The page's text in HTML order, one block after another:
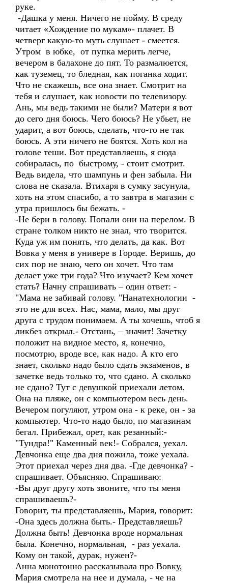
руке.
-Дашка у меня. Ничего не пойму. В среду
читает «Хождение по мукам»- плачет. В
четверг какую-то муть слушает - смеется.
Утром в юбке, от пупка мерить легче,
вечером в балахоне до пят. То размалюется,
как туземец, то бледная, как поганка ходит.
Что не скажешь, все она знает. Смотрит на
тебя и слушает, как новости по телевизору.
Ань, мы ведь такими не были? Матери я вот
до сего дня боюсь. Чего боюсь? Не убьет, не
ударит, а вот боюсь, сделать, что-то не так
боюсь. А эти ничего не боятся. Хоть кол на
голове теши. Вот представляешь, я сюда
собиралась, по быстрому, - стоит смотрит.
Ведь видела, что шампунь и фен забыла. Ни
слова не сказала. Втихаря в сумку засунула,
хоть на этом спасибо, а то завтра в магазин с
утра пришлось бы бежать. -
-Не бери в голову. Попали они на перелом. В
стране толком никто не знал, что творится.
Куда уж им понять, что делать, да как. Вот
Вовка у меня в универе в Городе. Веришь, до
сих пор не знаю, чего он хочет. Что там
делает уже три года? Что изучает? Кем хочет
стать? Начну спрашивать – один ответ: -
"Мама не забивай голову. "Нанатехнологии -
это не для всех. Нас, мама, мало, мы друг
друга с трудом понимаем. А ты хочешь, чтоб я
ликбез открыл.- Отстань, – значит! Зачетку
положит на видное место, я, конечно,
посмотрю, вроде все, как надо. А кто его
знает, сколько надо было сдать экзаменов, в
зачетке ведь только то, что сдано. А сколько
не сдано? Тут с девушкой приехали летом.
Она на пляже, он с компьютером весь день.
Вечером погуляют, утром она - к реке, он - за
компьютер. Что-то надо было, по магазинам
бегал. Прибежал, орет, как резанный:-
"Тундра!" Каменный век!- Собрался, уехал.
Девчонка еще два дня пожила, тоже уехала.
Этот приехал через дня два. -Где девчонка? -
спрашивает. Объясняю. Спрашиваю:
-Вы друг другу хоть звоните, что ты меня
спрашиваешь?-
Говорит, ты представляешь, Мария, говорит:
-Она здесь должна быть.- Представляешь?
Должна быть! Девчонка вроде нормальная
была. Конечно, нормальная, - раз уехала.
Кому он такой, дурак, нужен?-
Анна монотонно рассказывала про Вовку,
Мария смотрела на нее и думала, - че на